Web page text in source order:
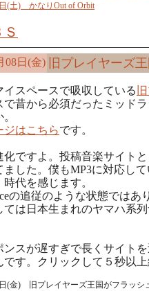
(土) かなりOut of Orbit
08日(金) 旧プレイヤーズ
イスペースで吸収している
で昔から必須だったミッド
ジはこちらです。
化ですよ。投稿音楽サイト
ました。僕もMP3に対応し
代を感じます。
の追従のような状態では
ては日本生まれのヤマハ系
ンスが遅すぎで長くサイト
です。クリックして５秒以
日(金) 旧プレイヤーズ王国がフラッシ